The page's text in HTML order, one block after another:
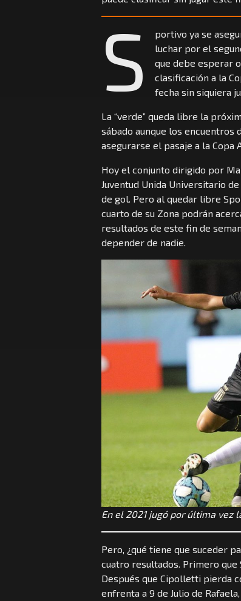
S
portivo ya se
luchar por el
que debe esperar
clasificación a la
fecha sin siquiera
La “verde” queda libre la
sábado aunque los encuentros
asegurarse el pasaje a la Copa
Hoy el conjunto dirigido por
Juventud Unida Universitario
de gol. Pero al quedar libre
cuarto de su Zona podrán
resultados de este fin de
depender de nadie.
En el 2021 jugó por última vez
Pero, ¿qué tiene que suceder
cuatro resultados. Primero que
Después que Cipolletti pierda
enfrenta a 9 de Julio de